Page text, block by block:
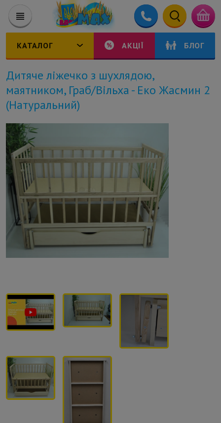
КАТАЛОГ АКЦІЇ БЛОГ
Дитяче ліжечко з шухлядою,
маятником, Граб/Вільха - Еко Жасмин 2
(Натуральний)